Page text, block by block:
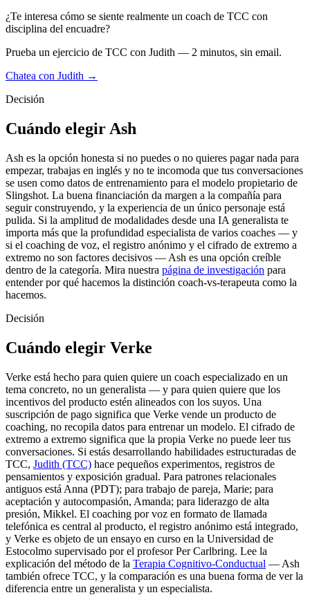
¿Te interesa cómo se siente realmente un coach de TCC con
disciplina del encuadre?
Prueba un ejercicio de TCC con Judith — 2 minutos, sin email.
Chatea con Judith →
Decisión
Cuándo elegir Ash
Ash es la opción honesta si no puedes o no quieres pagar nada para
empezar, trabajas en inglés y no te incomoda que tus conversaciones
se usen como datos de entrenamiento para el modelo propietario de
Slingshot. La buena financiación da margen a la compañía para
seguir construyendo, y la experiencia de un único personaje está
pulida. Si la amplitud de modalidades desde una IA generalista te
importa más que la profundidad especialista de varios coaches — y
si el coaching de voz, el registro anónimo y el cifrado de extremo a
extremo no son factores decisivos — Ash es una opción creíble
dentro de la categoría. Mira nuestra página de investigación para
entender por qué hacemos la distinción coach-vs-terapeuta como la
hacemos.
Decisión
Cuándo elegir Verke
Verke está hecho para quien quiere un coach especializado en un
tema concreto, no un generalista — y para quien quiere que los
incentivos del producto estén alineados con los suyos. Una
suscripción de pago significa que Verke vende un producto de
coaching, no recopila datos para entrenar un modelo. El cifrado de
extremo a extremo significa que la propia Verke no puede leer tus
conversaciones. Si estás desarrollando habilidades estructuradas de
TCC, Judith (TCC) hace pequeños experimentos, registros de
pensamientos y exposición gradual. Para patrones relacionales
antiguos está Anna (PDT); para trabajo de pareja, Marie; para
aceptación y autocompasión, Amanda; para liderazgo de alta
presión, Mikkel. El coaching por voz en formato de llamada
telefónica es central al producto, el registro anónimo está integrado,
y Verke es objeto de un ensayo en curso en la Universidad de
Estocolmo supervisado por el profesor Per Carlbring. Lee la
explicación del método de la Terapia Cognitivo-Conductual — Ash
también ofrece TCC, y la comparación es una buena forma de ver la
diferencia entre un generalista y un especialista.